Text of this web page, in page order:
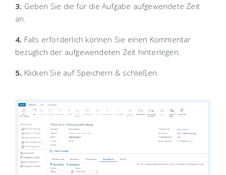
3. Geben Sie die für die Aufgabe aufgewendete Zeit
an.
4. Falls erforderlich können Sie einen Kommentar
bezüglich der aufgewendeten Zeit hinterlegen.
5. Klicken Sie auf Speichern & schließen.